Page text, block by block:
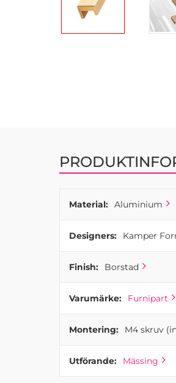
Material: Aluminium
Designers: Kamper
Finish: Borstad
Varumärke: Furnipart
Montering: M4 skruv
Utförande: Mässing